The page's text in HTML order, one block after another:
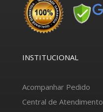
INSTITUCIONAL
Acompanhar Pedido
Central de Atendimento